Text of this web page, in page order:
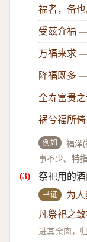
福者，备
受茲介福
万福来求
降福既多
全寿富贵
祸兮福所
例如
福泽
事不少。特
祭祀用的
书证 为
凡祭祀之
进其余肉，